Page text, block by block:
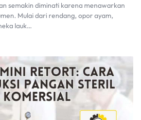
semakin diminati karena menawarkan
Mulai dari rendang, opor ayam,
lauk…